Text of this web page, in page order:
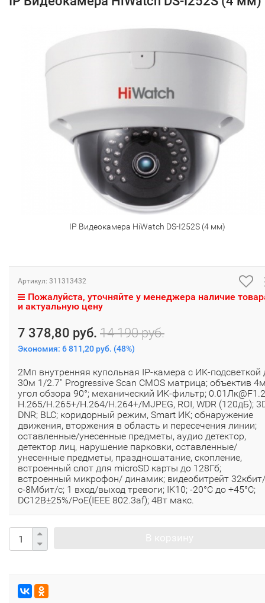
IP Видеокамера HiWatch DS-I252S (4 мм)
Артикул: 311313432
Пожалуйста, уточняйте у менеджера наличие
и актуальную цену
7 378,80 руб. 14 190 руб.
Экономия: 6 811,20 руб. (48%)
2Мп внутренняя купольная IP-камера с ИК-подсветкой
30м 1/2.7'' Progressive Scan CMOS матрица; объектив
угол обзора 90°; механический ИК-фильтр;
H.265/H.265+/H.264/H.264+/MJPEG, ROI, WDR (120дБ);
DNR; BLC; коридорный режим, Smart ИК; обнаружение
движения, вторжения в область и пересечения линии;
оставленные/унесенные предметы, аудио детектор,
детектор лиц, нарушение парковки, оставленные/
унесенные предметы, праздношатание, скопление,
встроенный слот для microSD карты до 128Гб;
встроенный микрофон/ динамик; видеобитрейт 32кбит/
с-8Мбит/с; 1 вход/выход тревоги; IK10; -20°C до +45°C;
DC12В±25%/PoE(IEEE 802.3af); 4Вт макс.